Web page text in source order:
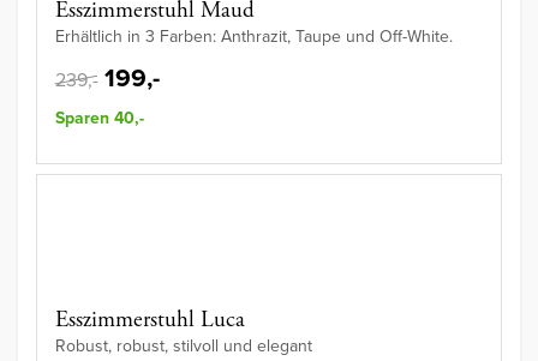
Esszimmerstuhl Maud
Erhältlich in 3 Farben: Anthrazit, Taupe und Off-White.
239,- 199,-
Sparen 40,-
Esszimmerstuhl Luca
Robust, robust, stilvoll und elegant